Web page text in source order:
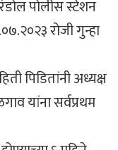
पोलीस स्टेशन
रोजी गुन्हा
पिडितांनी अध्यक्ष
यांना सर्वप्रथम